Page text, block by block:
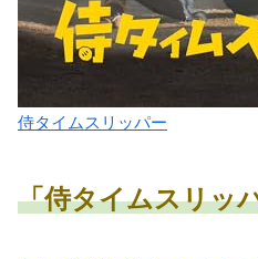
侍タイムスリッパー
「侍タイムスリッ